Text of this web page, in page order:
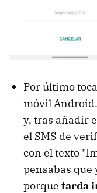
Por último
móvil
y, tras añadir
el SMS de
con el texto
pensabas que
porque tarda